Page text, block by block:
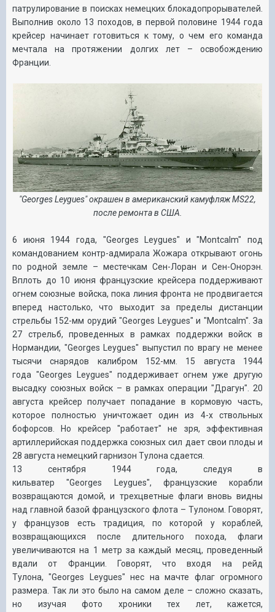
патрулирование в поисках немецких блокадопрорывателей.
Выполнив около 13 походов, в первой половине 1944 года
крейсер начинает готовиться к тому, о чем его команда
мечтала на протяжении долгих лет – освобождению
Франции.
"GeorgesLeygues" окрашен в американский камуфляж MS22,
после ремонта в США.
6 июня 1944 года, "Georges Leygues" и "Montcalm"
под
командованием контр-адмирала Жожара открывают огонь
по родной земле – местечкам Сен-Лоран и Сен-Онорэн.
Вплоть до 10 июня французские крейсера поддерживают
огнем союзные войска, пока линия фронта не продвигается
вперед настолько, что выходит за пределы дистанции
стрельбы 152-мм орудий "Georges Leygues" и "Montcalm". За
27 стрельб, проведенных в рамках поддержки войск в
Нормандии, "Georges Leygues" выпустил по врагу не менее
тысячи снарядов калибром 152-мм. 15 августа 1944
года "Georges Leygues" поддерживает огнем уже другую
высадку союзных войск – в рамках операции "Драгун". 20
августа крейсер получает попадание в кормовую часть,
которое полностью уничтожает один из 4-х ствольных
бофорсов. Но крейсер "работает" не зря, эффективная
артиллерийская поддержка союзных сил дает свои плоды и
28 августа немецкий гарнизон Тулона сдается.
13 сентября 1944 года, следуя в
кильватер "Georges Leygues", французские корабли
возвращаются домой, и трехцветные флаги вновь видны
над главной базой французского флота – Тулоном. Говорят,
у французов есть традиция, по которой у кораблей,
возвращающихся после длительного похода, флаги
увеличиваются на 1 метр за каждый месяц, проведенный
вдали от Франции. Говорят, что входя на рейд
Тулона, "Georges Leygues" нес на мачте флаг огромного
размера. Так ли это было на самом деле – сложно сказать,
но изучая фото хроники тех лет, кажется,